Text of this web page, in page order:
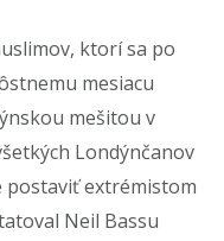
ktorí sa po
mesiacu
mešitou v
Londýnčanov
postaviť extrémistom
Neil Bassu